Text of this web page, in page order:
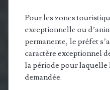
Pour les zones
exceptionnelle ou
permanente, le préfet
caractère exceptionnel
la période pour laquelle
demandée.